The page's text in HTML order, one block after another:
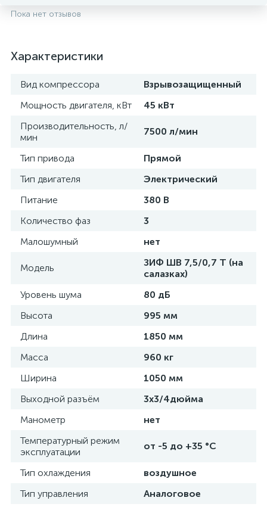
Пока нет отзывов
Характеристики
Вид компрессора
Взрывозащищенный
Мощность двигателя, кВт
45 кВт
Производительность, л/
мин
7500 л/мин
Тип привода
Прямой
Тип двигателя
Электрический
Питание
380 В
Количество фаз
3
Малошумный
нет
Модель
ЗИФ ШВ 7,5/0,7 Т (на
салазках)
Уровень шума
80 дБ
Высота
995 мм
Длина
1850 мм
Масса
960 кг
Ширина
1050 мм
Выходной разъём
3х3/4дюйма
Манометр
нет
Температурный режим
эксплуатации
от -5 до +35 °C
Тип охлаждения
воздушное
Тип управления
Аналоговое